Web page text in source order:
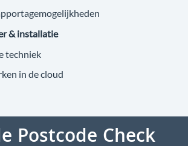
& installatie
techniek
in de cloud
Postcode Check